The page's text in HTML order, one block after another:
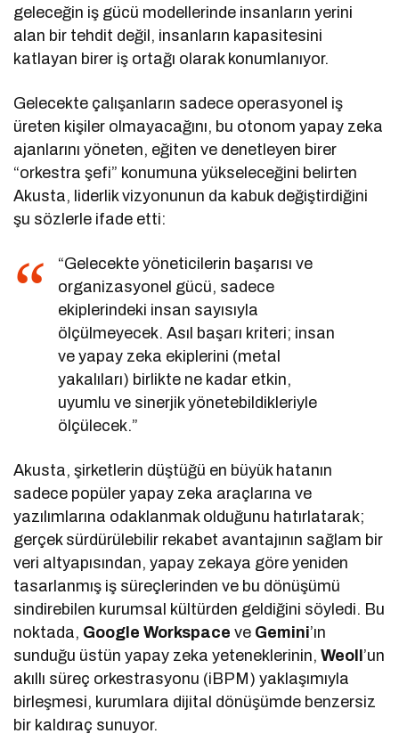
geleceğin iş gücü modellerinde insanların yerini
alan bir tehdit değil, insanların kapasitesini
katlayan birer iş ortağı olarak konumlanıyor.
Gelecekte çalışanların sadece operasyonel iş
üreten kişiler olmayacağını, bu otonom yapay zeka
ajanlarını yöneten, eğiten ve denetleyen birer
“orkestra şefi” konumuna yükseleceğini belirten
Akusta, liderlik vizyonunun da kabuk değiştirdiğini
şu sözlerle ifade etti:
“Gelecekte yöneticilerin başarısı ve
organizasyonel gücü, sadece
ekiplerindeki insan sayısıyla
ölçülmeyecek. Asıl başarı kriteri; insan
ve yapay zeka ekiplerini (metal
yakalıları) birlikte ne kadar etkin,
uyumlu ve sinerjik yönetebildikleriyle
ölçülecek.”
Akusta, şirketlerin düştüğü en büyük hatanın
sadece popüler yapay zeka araçlarına ve
yazılımlarına odaklanmak olduğunu hatırlatarak;
gerçek sürdürülebilir rekabet avantajının sağlam bir
veri altyapısından, yapay zekaya göre yeniden
tasarlanmış iş süreçlerinden ve bu dönüşümü
sindirebilen kurumsal kültürden geldiğini söyledi. Bu
noktada, Google Workspace ve Gemini’ın
sunduğu üstün yapay zeka yeteneklerinin,Weoll’un
akıllı süreç orkestrasyonu (iBPM) yaklaşımıyla
birleşmesi, kurumlara dijital dönüşümde benzersiz
bir kaldıraç sunuyor.